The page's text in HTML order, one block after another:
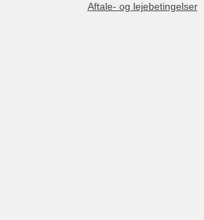
Aftale- og lejebetingelser